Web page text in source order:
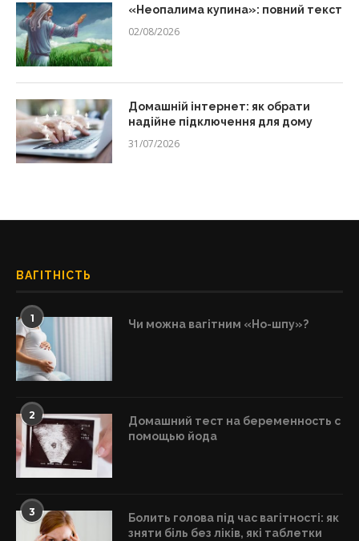
«Неопалима купина»: повний текст
02/08/2026
Домашній інтернет: як обрати
надійне підключення для дому
31/07/2026
ВАГІТНІСТЬ
1 Чи можна вагітним «Но-шпу»?
2
Домашний тест на беременность с
помощью йода
3
Болить голова під час вагітності: як
зняти біль без ліків, які таблетки